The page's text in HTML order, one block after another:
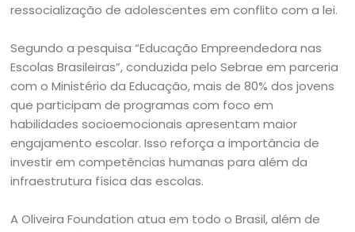
ressocialização de adolescentes em conflito com a lei.
Segundo a pesquisa “Educação Empreendedora nas
Escolas Brasileiras”, conduzida pelo Sebrae em parceria
com o Ministério da Educação, mais de 80% dos jovens
que participam de programas com foco em
habilidades socioemocionais apresentam maior
engajamento escolar. Isso reforça a importância de
investir em competências humanas para além da
infraestrutura física das escolas.
A Oliveira Foundation atua em todo o Brasil, além de